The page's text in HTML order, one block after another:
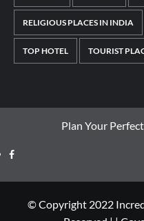
RELIGIOUS PLACES IN INDIA
TOP HOTEL TOURIST
Plan Your
© Copyright 2022